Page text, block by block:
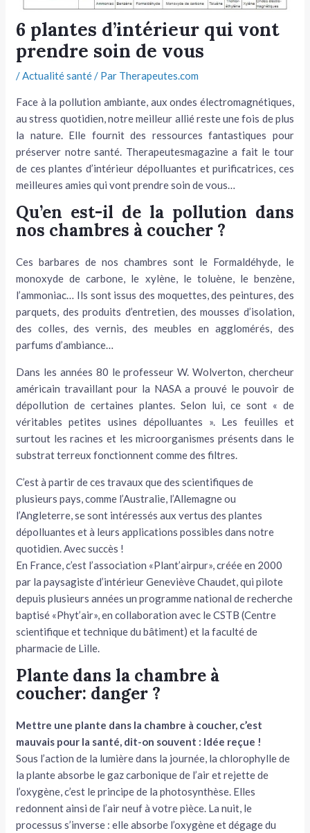
6 plantes d’intérieur qui vont
prendre soin de vous
/Actualité santé/ Par Therapeutes.com
Face à la pollution ambiante, aux ondes électromagnétiques,
au stress quotidien, notre meilleur allié reste une fois de plus
la nature. Elle fournit des ressources fantastiques pour
préserver notre santé. Therapeutesmagazine a fait le tour
de ces plantes d’intérieur dépolluantes et purificatrices, ces
meilleures amies qui vont prendre soin de vous…
Qu’en est-il de la pollution dans
nos chambres à coucher ?
Ces barbares de nos chambres sont le Formaldéhyde, le
monoxyde de carbone, le xylène, le toluène, le benzène,
l’ammoniac… Ils sont issus des moquettes, des peintures, des
parquets, des produits d’entretien, des mousses d’isolation,
des colles, des vernis, des meubles en agglomérés, des
parfums d’ambiance…
Dans les années 80 le professeur W. Wolverton, chercheur
américain travaillant pour la NASA a prouvé le pouvoir de
dépollution de certaines plantes. Selon lui, ce sont « de
véritables petites usines dépolluantes ». Les feuilles et
surtout les racines et les microorganismes présents dans le
substrat terreux fonctionnent comme des filtres.
C’est à partir de ces travaux que des scientifiques de
plusieurs pays, comme l’Australie, l’Allemagne ou
l’Angleterre, se sont intéressés aux vertus des plantes
dépolluantes et à leurs applications possibles dans notre
quotidien. Avec succès !
En France, c’est l’association «Plant’airpur», créée en 2000
par la paysagiste d’intérieur Geneviève Chaudet, qui pilote
depuis plusieurs années un programme national de recherche
baptisé «Phyt’air», en collaboration avec le CSTB (Centre
scientifique et technique du bâtiment) et la faculté de
pharmacie de Lille.
Plante dans la chambre à
coucher: danger ?
Mettre une plante dans la chambre à coucher, c’est
mauvais pour la santé, dit-on souvent : Idée reçue !
Sous l’action de la lumière dans la journée, la chlorophylle de
la plante absorbe le gaz carbonique de l’air et rejette de
l’oxygène, c’est le principe de la photosynthèse. Elles
redonnent ainsi de l’air neuf à votre pièce. La nuit, le
processus s’inverse : elle absorbe l’oxygène et dégage du